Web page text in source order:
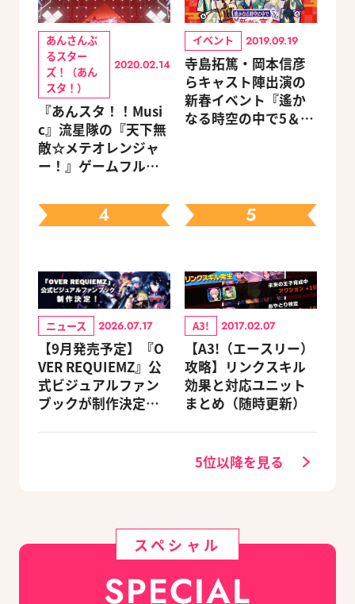
あんさんぶ
るスター
ズ！（あん
スタ！）
2020.02.14
『あんスタ！！Musi
c』流星隊の『天下無
敵☆メテオレンジャ
ー！』ゲームフルサ
イベント 2019.09.19
寺島拓篤・岡本信彦
らキャスト陣出演の
新春イベント『遙か
なる時空の中で5＆6
4
ニュース 2026.07.17
【9月発売予定】『O
VER REQUIEMZ』公
式ビジュアルファン
ブックが制作決定！
5
A3! 2017.02.07
【A3!（エースリー）
攻略】リンクスキル
効果と対応ユニット
まとめ（随時更新）
5位以降を見る
スペシャル
SPECIAL